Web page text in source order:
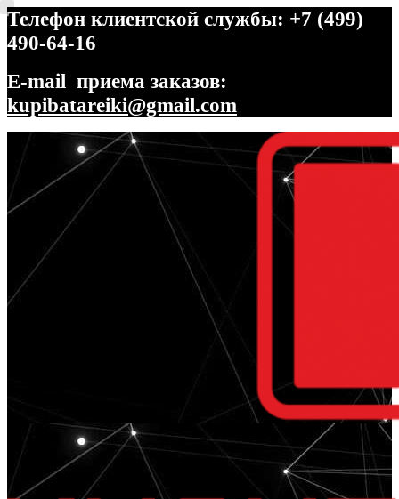
Телефон клиентской службы: +7 (499)
490-64-16
E-mail приема заказов:
kupibatareiki@gmail.com
Перейти
навигации
Перейти
содержимому